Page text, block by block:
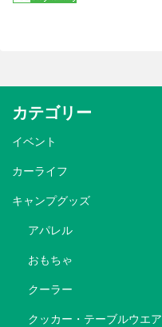
カテゴリー
イベント
カーライフ
キャンプグッズ
アパレル
おもちゃ
クーラー
クッカー・テーブルウエア